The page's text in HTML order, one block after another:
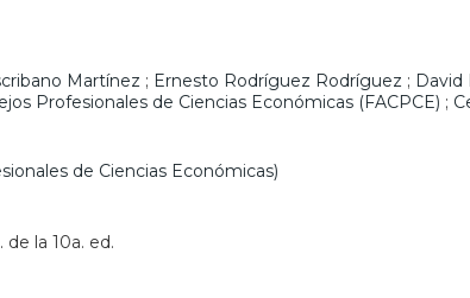
Martínez ; Ernesto Rodríguez Rodríguez ; David
Profesionales de Ciencias Económicas (FACPCE) ;
de Ciencias Económicas)
de la 10a. ed.